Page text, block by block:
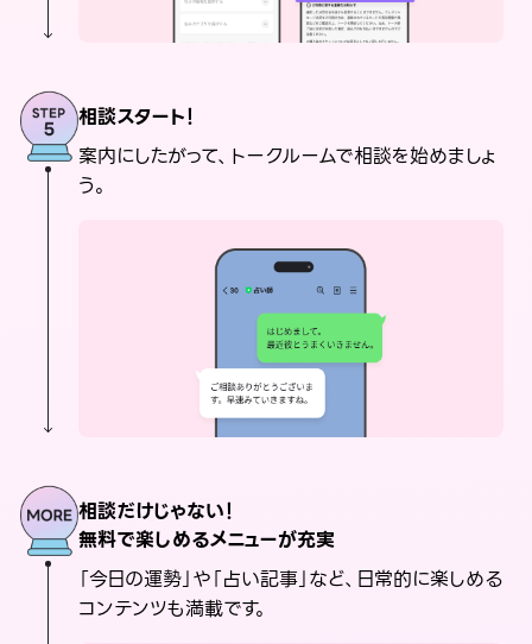
相談スタート！
案内にしたがって、トークルームで相談を始めましょ
う。
相談だけじゃない！
無料で楽しめるメニューが充実
「今日の運勢」や「占い記事」など、日常的に楽しめる
コンテンツも満載です。